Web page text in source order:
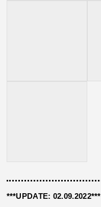
***UPDATE: 02.09.2022***